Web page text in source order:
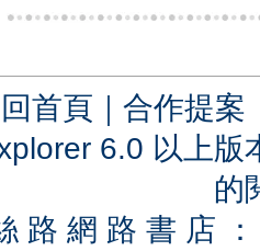
回首頁 ｜ 合作提案
6.0 以上
的
路 網 路 書 店